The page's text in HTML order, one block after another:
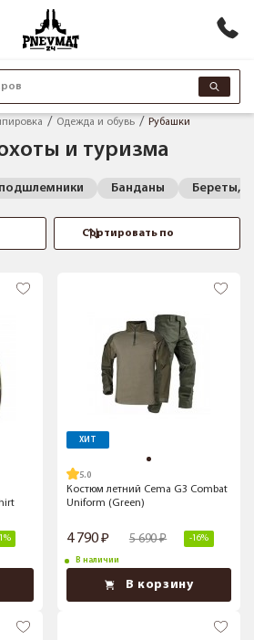
Одежда и обувь Рубашки
и туризма
Банданы Береты,
ХИТ
5.0
Костюм летний Cema G3 Combat
Uniform (Green)
4 790 5 690 -16%
В наличии
В корзину